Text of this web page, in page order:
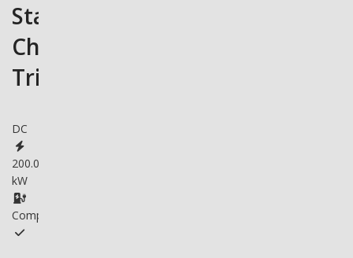
Star
Charge
Triton
DC
200.0
kW
Compatible